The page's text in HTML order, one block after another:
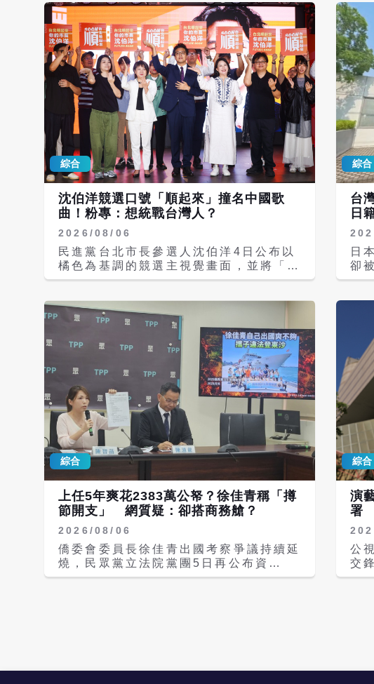
這是對兒子的承諾，將以此持續推動校園
安全改革與《少事法》修法。然而在民事
求償法庭上，加害人郭姓少年及林姓少女
卻以「被害家屬有退休金與資產」、「高
額賠償會摧毀進入社會信心」等語抗辯，
讓楊母痛批「承勳的未來誰還給我
們？」，民事判決也因再開辯論而持續延
後。 根據《三立新聞網》報導，新北市
府正式邀集相關代表與楊父召開審議會
議，並拍板決議基於公共利益與公益宣導
考量，同意未來在校園安全教材與紀念活
動中，正式公開被害學生「楊承勳」的真
實姓名。 對於這項突破性的決議，楊父
一開始仍帶著些許不確定，直到再次向教
育局確認內容後，才終於放下心來。他
說：「承勳終於可以光明正大地存在
了。」隨後又表示：「終於又往前進了一
步。」他也表示，讓孩子的名字重見天日
並非出於報復或挑起仇恨，而是希望化作
諾。未來他仍將持續推動《少年事件處理
法》修法，並將重心放在校園安全改革，
希望建議教育單位於各班教室設置緊急求
救按鈕，建立更完善的即時通報與救援系
續關注高關懷學生輔導、特殊教育支持及
早期介入機制，希望真正需要幫助的孩子
能被及早發現、及早協助，降低再次發生
重大校園暴力事件的風險。 加害人抗辯
引被害家屬不滿 另一方面，民事求償訴
訟目前仍未定案。原本案件預計7月底宣
判，但法院最後決定再開辯論，因此判決
時間再度延後。 根據民事答辯內容，持
刀行兇的郭姓少年及父親主張：「楊父、
楊母目前均有工作，未來退休後仍有退休
金，加上名下擁有不動產、租金收入及股
票等資產，因此認為扶養費及精神慰撫金
請求金額過高」。至於涉嫌教唆犯案的林
姓少女則否認具有殺人故意，並主張自己
案發時僅是國三學生，若需負擔高額賠
不得從事危險行為，也加入班級家長群
高
黑
員
寫
度
裡
關
多
會
南
硬
公
策
方
地面
填
海
施
張
內
部
部
灣
發
填
保
項
灣
成
果
生
外
要。 無黨籍議員吳佩芸先
齊
用
與
市
訂
質
裁
裡
綜合
沈伯洋競選口號「順起來」撞名中國歌
曲！粉專：想統戰台灣人？
2026/08/06
民進黨台北市長參選人沈伯洋4日公布以
橘色為基調的競選主視覺畫面，並將「台
北順起來」當成標語及通關密碼，強調
消息一出，有網友指出，「順起來是抖音
上很常見的用語耶」，也有臉書粉專提
到，〈順起來〉是一首由中國大陸歌手馬
一鳴演唱的歌曲。網友表示，「人家出一
首歌，結果你拿來當競選口號，這不是統
戰台灣嗎？」、「討厭中共、理解中共、
成為中共」、「統戰順起來」等語。 沈
伯洋日前在臉書發文寫道，現在台北最大
的問題，就是「卡」。市民聲音卡住，不
管是1999陳情、兒虐案件、老宅都更；
市民生活也卡住，像是找工作、養小孩、
在城市裡移動常常卡關。市民的期待其實
很簡單：問題有人接、事情有人處理，每
一天都能過得安心、順暢。所以，他提出
「台北順起來」，是他對這座城市的承
諾。 競選總幹事吳思瑤表示，團隊要用
手語來比出競選主軸、口號，以後在哪裡
相見，我們都用這個通關密碼彼此來打聲
招呼。接著跟民進黨立委范雲一起比手
語，喊「台北順起來」。不過，兩人示範
語，是被中共滲透了吧？難道想要認知作
綜合
台
日
日
卻
桃
長
擾
舉
調
姓
因
日本
《
月
制
多
內
可
作
職
酒
放
樂
控
因
務
待
舉
綜合
上任5年爽花2383萬公帑？徐佳青稱「撙
節開支」 網質疑：卻搭商務艙？
2026/08/06
僑委會委員長徐佳青出國考察爭議持續延
燒，民眾黨立法院黨團5日再公布資
料，，指徐佳青自擔任僑委會正、副首長
綜合
演
署
公
交
紛
場
長